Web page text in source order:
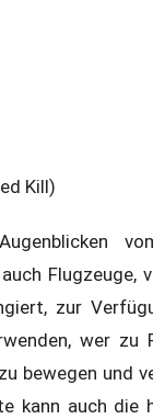
Kill)
Flugzeuge,
zur
wer zu
bewegen und
kann auch die